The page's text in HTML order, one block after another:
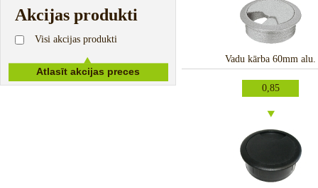
Akcijas produkti
Visi akcijas produkti
Vadu kārba 60mm alu.
0,85